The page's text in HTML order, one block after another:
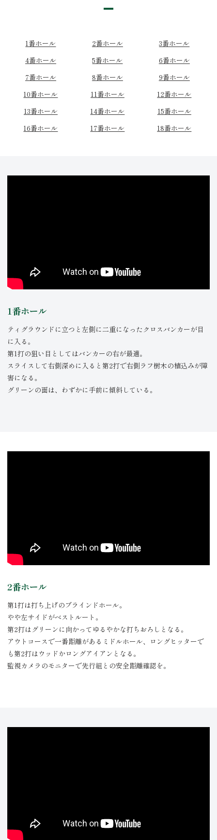
1番ホール 2番ホール
3番ホール
4番ホール
5番ホール
6番ホール
7番ホール
8番ホール
9番ホール
10番ホール
11番ホール
12番ホール
13番ホール
14番ホール
15番ホール
16番ホール
17番ホール 18番ホール
1番ホール
ティグラウンドに立つと左側に二重になったクロスバンカーが目
に入る。
第1打の狙い目としてはバンカーの右が最適。
スライスして右側深めに入ると第2打で右側ラフ樹木の植込みが障
害になる。
グリーンの面は、わずかに手前に傾斜している。
2番ホール
第1打は打ち上げのブラインドホール。
やや左サイドがベストルート。
第2打はグリーンに向かってゆるやかな打ちおろしとなる。
アウトコースで一番距離があるミドルホール、ロングヒッターで
も第2打はウッドかロングアイアンとなる。
監視カメラのモニターで先行組との安全距離確認を。